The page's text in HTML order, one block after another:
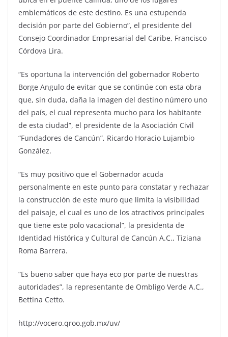
emblemáticos de este destino. Es una estupenda
decisión por parte del Gobierno”, el presidente del
Consejo Coordinador Empresarial del Caribe, Francisco
Córdova Lira.
“Es oportuna la intervención del gobernador Roberto
Borge Angulo de evitar que se continúe con esta obra
que, sin duda, daña la imagen del destino número uno
del país, el cual representa mucho para los habitante
de esta ciudad”, el presidente de la Asociación Civil
“Fundadores de Cancún”, Ricardo Horacio Lujambio
González.
“Es muy positivo que el Gobernador acuda
personalmente en este punto para constatar y rechazar
la construcción de este muro que limita la visibilidad
del paisaje, el cual es uno de los atractivos principales
que tiene este polo vacacional”, la presidenta de
Identidad Histórica y Cultural de Cancún A.C., Tiziana
Roma Barrera.
“Es bueno saber que haya eco por parte de nuestras
autoridades”, la representante de Ombligo Verde A.C.,
Bettina Cetto.
http://vocero.qroo.gob.mx/uv/